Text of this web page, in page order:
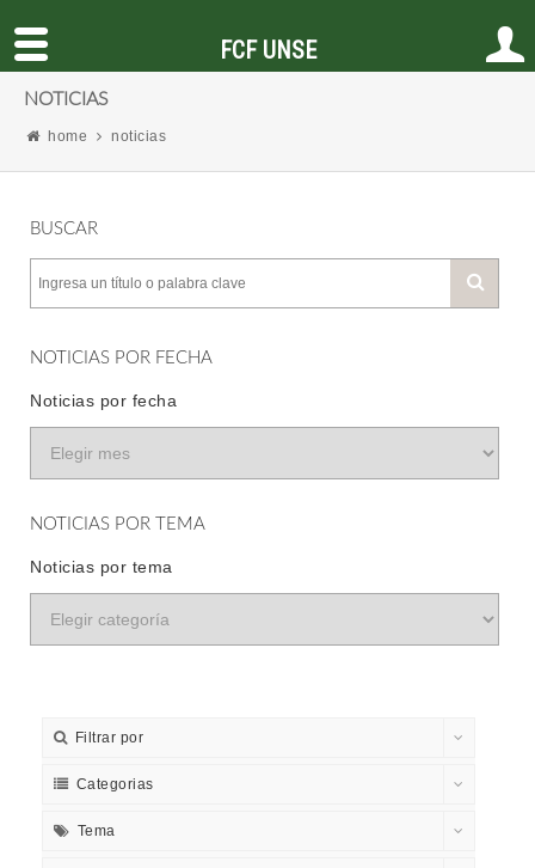
NOTICIAS
home noticias
BUSCAR
NOTICIAS POR FECHA
Noticias por fecha
NOTICIAS POR TEMA
Noticias por tema
Filtrar por
Categorias
Tema
FCF UNSE